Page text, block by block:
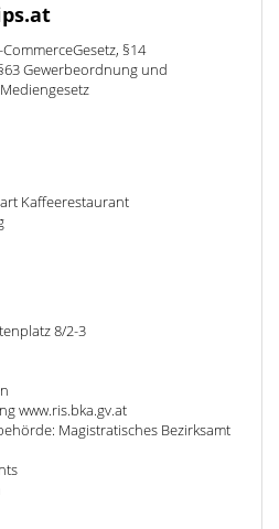
§14
Gewerbeordnung und
Kaffeerestaurant
8/2-3
www.ris.bka.gv.at
Magistratisches Bezirksamt